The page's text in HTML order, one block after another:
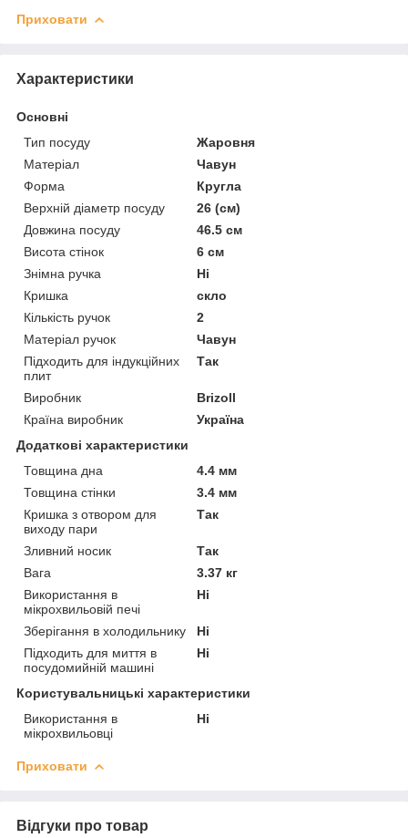
Приховати
Характеристики
Основні
Тип посуду
Жаровня
Матеріал
Чавун
Форма
Кругла
Верхній діаметр посуду
26 (см)
Довжина посуду
46.5 см
Висота стінок
6 см
Знімна ручка
Ні
Кришка
скло
Кількість ручок
2
Матеріал ручок
Чавун
Підходить для індукційних
плит
Так
Виробник
Brizoll
Країна виробник
Україна
Додаткові характеристики
Товщина дна
4.4 мм
Товщина стінки
3.4 мм
Кришка з отвором для
виходу пари
Так
Зливний носик
Так
Вага
3.37 кг
Використання в
мікрохвильовій печі
Ні
Зберігання в холодильнику
Ні
Підходить для миття в
посудомийній машині
Ні
Користувальницькі характеристики
Використання в
мікрохвильовці
Ні
Приховати
Відгуки про товар